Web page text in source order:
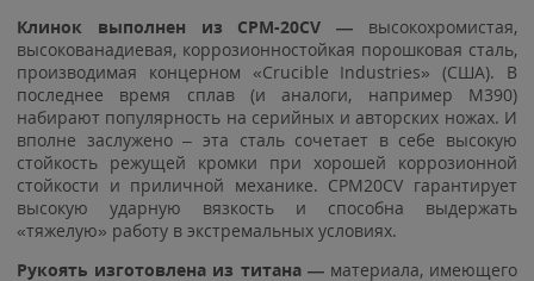
Клинок выполнен из CPM-20CV — высокохромистая,
высокованадиевая, коррозионностойкая порошковая сталь,
производимая концерном «Crucible Industries» (США). В
последнее время сплав (и аналоги, например M390)
набирают популярность на серийных и авторских ножах. И
вполне заслужено – эта сталь сочетает в себе высокую
стойкость режущей кромки при хорошей коррозионной
стойкости и приличной механике. CPM20CV гарантирует
высокую ударную вязкость и способна выдержать
«тяжелую» работу в экстремальных условиях.
Рукоять изготовлена из титана —материала, имеющего